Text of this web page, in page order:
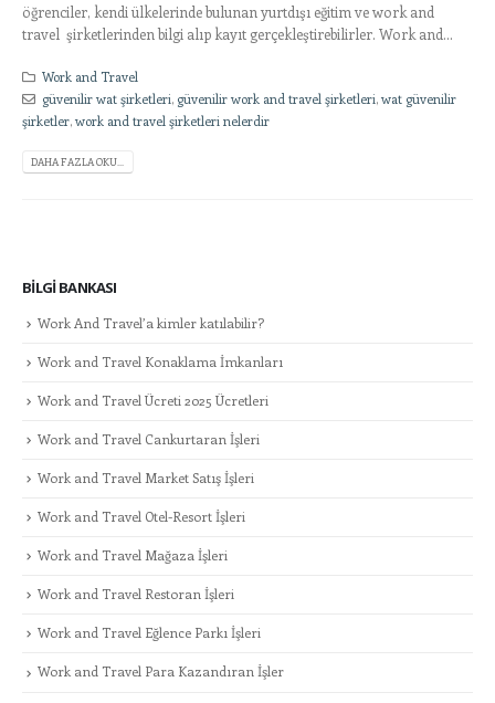
öğrenciler, kendi ülkelerinde bulunan yurtdışı eğitim ve work and
travel şirketlerinden bilgi alıp kayıt gerçekleştirebilirler. Work and...
Work and Travel
güvenilir wat şirketleri, güvenilir work and travel şirketleri,wat güvenilir
şirketler,work and travel şirketleri nelerdir
DAHA FAZLA OKU...
BILGI BANKASI
Work And Travel’a kimler katılabilir?
Work and Travel Konaklama İmkanları
Work and Travel Ücreti 2025 Ücretleri
Work and Travel Cankurtaran İşleri
Work and Travel Market Satış İşleri
Work and Travel Otel-Resort İşleri
Work and Travel Mağaza İşleri
Work and Travel Restoran İşleri
Work and Travel Eğlence Parkı İşleri
Work and Travel Para Kazandıran İşler